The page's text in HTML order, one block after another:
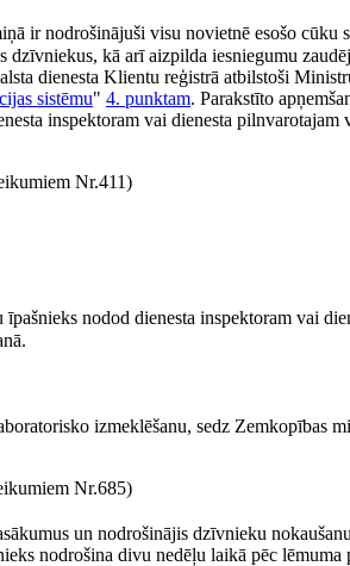
ir nodrošinājuši visu novietnē esošo cūku
dzīvniekus, kā arī aizpilda iesniegumu
dienesta Klientu reģistrā atbilstoši
sistēmu" 4. punktam. Parakstīto
inspektoram vai dienesta pilnvarotajam
Nr.411)
nodod dienesta inspektoram vai
izmeklēšanu, sedz Zemkopības
Nr.685)
un nodrošinājis dzīvnieku
nodrošina divu nedēļu laikā pēc lēmuma